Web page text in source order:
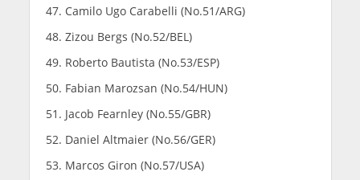
Camilo Ugo Carabelli (No.51/ARG)
Zizou Bergs (No.52/BEL)
Roberto Bautista (No.53/ESP)
Fabian Marozsan (No.54/HUN)
Jacob Fearnley (No.55/GBR)
Daniel Altmaier (No.56/GER)
Marcos Giron (No.57/USA)